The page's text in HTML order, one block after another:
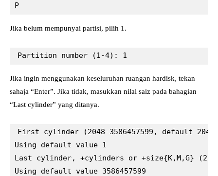
P
Jika belum mempunyai partisi, pilih 1.
Partition number (1-4): 1
Jika ingin menggunakan keseluruhan ruangan hardisk, tekan
sahaja “Enter”. Jika tidak, masukkan nilai saiz pada bahagian
“Last cylinder” yang ditanya.
First cylinder (2048-3586457599, default
Using default value 1
Last cylinder, +cylinders or +size{K,M,G}
Using default value 3586457599